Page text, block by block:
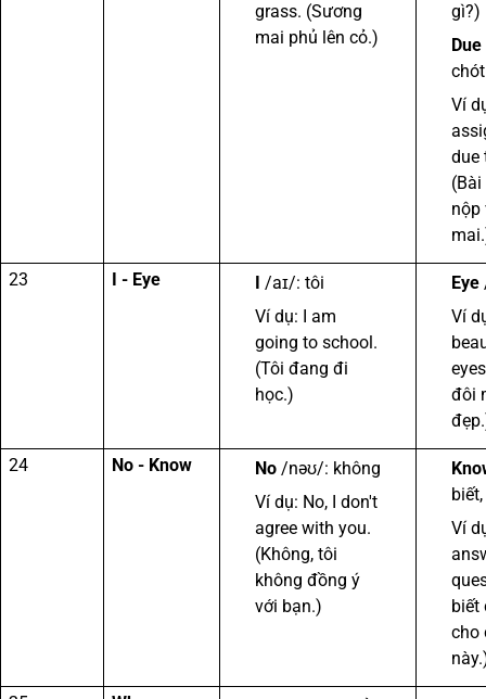
grass. (Sương
mai phủ lên cỏ.)
gì?)
Due
chót
Ví
due
nộp
23 I - Eye
/aɪ/: tôi
Ví dụ: I am
going to school.
(Tôi đang đi
học.)
Eye
Ví
đôi
24 No - Know No/nəʊ/: không
Ví dụ: No, I don't
agree with you.
(Không, tôi
không đồng ý
với bạn.)
Ví
biết
cho